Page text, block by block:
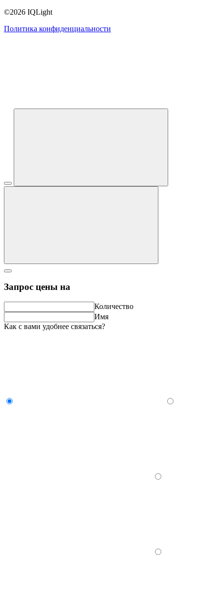
©2026 IQLight
Политика конфиденциальности
Запрос цены на
Количество
Имя
Как с вами удобнее связаться?